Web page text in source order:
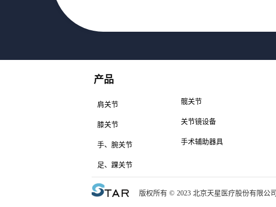
产品
肩关节
膝关节
手、腕关节
足、踝关节
髋关节
关节镜设备
手术辅助器具
版权所有 © 2023 北京天星医疗股份有限公司